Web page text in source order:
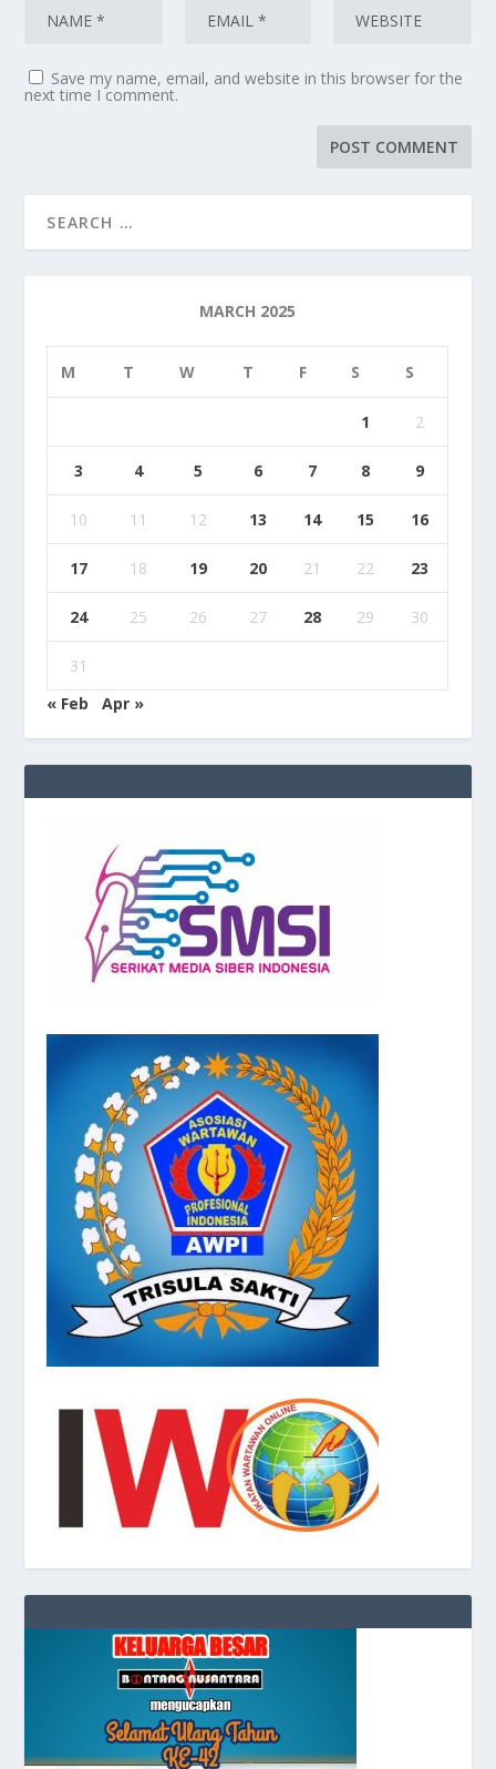
Save my name, email, and website in this browser for the
next time I comment.
MARCH 2025
M T W T F S S
1 2
3 4 5 6 7 8 9
10 11 12 13 14 15 16
17 18 19 20 21 22 23
24 25 26 27 28 29 30
31
« Feb
Apr »